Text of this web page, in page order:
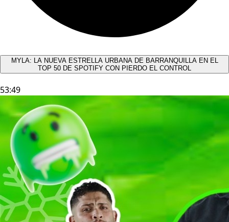
MYLA: LA NUEVA ESTRELLA URBANA DE BARRANQUILLA EN EL
TOP 50 DE SPOTIFY CON PIERDO EL CONTROL
53:49